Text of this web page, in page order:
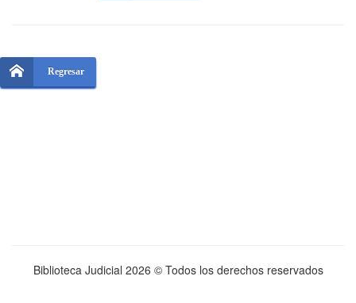
Regresar
Biblioteca Judicial 2026 © Todos los derechos reservados